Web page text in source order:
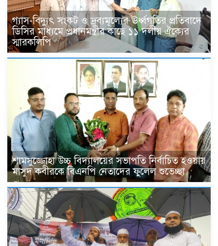
গ্যাস-বিদ্যুৎ সংকট ও দ্রব্যমূল্যের ঊর্ধ্বগতির প্রতিবাদে
ডিসির মাধ্যমে প্রধানমন্ত্রীর কাছে ১১ দলীয় ঐক্যের
স্মারকলিপি
শামসুজ্জোহা উচ্চ বিদ্যালয়ের সভাপতি নির্বাচিত হওয়ায়
মাসুদ কবীরকে বিএনপি নেতাদের ফুলেল শুভেচ্ছা